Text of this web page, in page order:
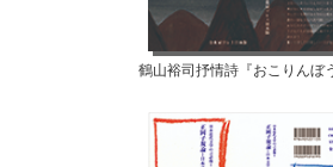
鶴山裕司抒情詩『おこりんぼ